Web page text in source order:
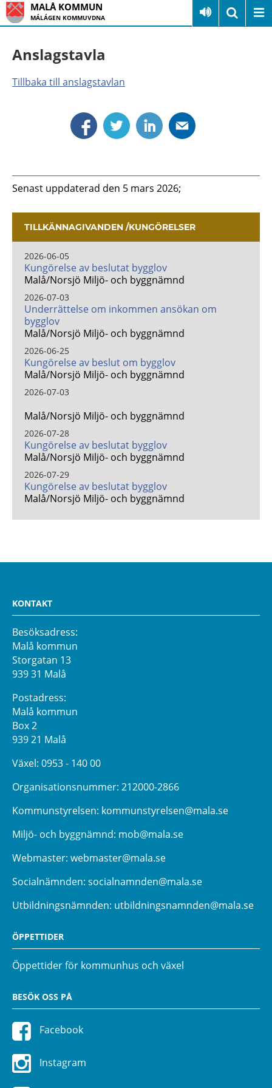
MALÅ KOMMUN
MÁLÁGEN KOMMUVDNA
Anslagstavla
Tillbaka till anslagstavlan
Senast uppdaterad den 5 mars 2026;
TILLKÄNNAGIVANDEN /KUNGÖRELSER
2026-06-05
Kungörelse av beslutat bygglov
Malå/Norsjö Miljö- och byggnämnd
2026-07-03
Underrättelse om inkommen ansökan om
bygglov
Malå/Norsjö Miljö- och byggnämnd
2026-06-25
Kungörelse av beslut om bygglov
Malå/Norsjö Miljö- och byggnämnd
2026-07-03
Malå/Norsjö Miljö- och byggnämnd
2026-07-28
Kungörelse av beslutat bygglov
Malå/Norsjö Miljö- och byggnämnd
2026-07-29
Kungörelse av beslutat bygglov
Malå/Norsjö Miljö- och byggnämnd
KONTAKT
Besöksadress:
Malå kommun
Storgatan 13
939 31 Malå
Postadress:
Malå kommun
Box 2
939 21 Malå
Växel: 0953 - 140 00
Organisationsnummer: 212000-2866
Kommunstyrelsen: kommunstyrelsen@mala.se
Miljö- och byggnämnd: mob@mala.se
Webmaster: webmaster@mala.se
Socialnämnden: socialnamnden@mala.se
Utbildningsnämnden: utbildningsnamnden@mala.se
ÖPPETTIDER
Öppettider för kommunhus och växel
BESÖK OSS PÅ
Facebook
Instagram